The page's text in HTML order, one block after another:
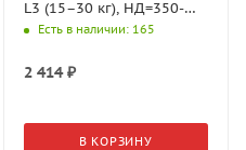
L3 (15–30 кг), НД=350-
600 мм, T60B3530
Есть в наличии: 165
2 414₽
В КОРЗИНУ